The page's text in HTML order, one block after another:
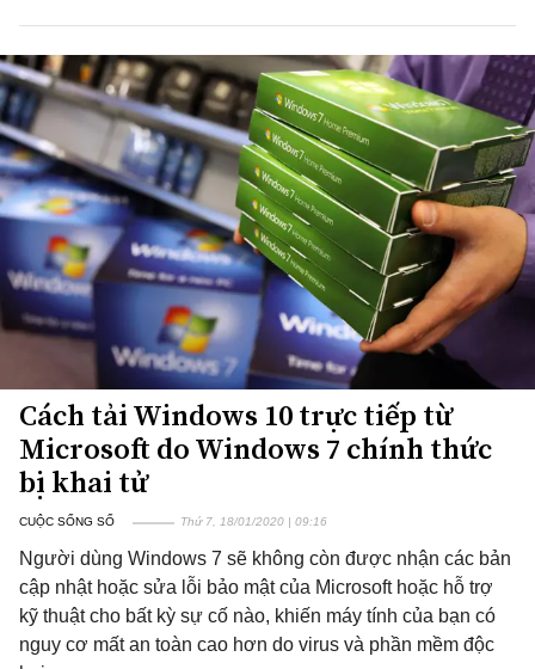
Cách tải Windows 10 trực tiếp từ
Microsoft do Windows 7 chính thức
bị khai tử
CUỘC SỐNG SỐ Thứ 7, 18/01/2020 | 09:16
Người dùng Windows 7 sẽ không còn được nhận các bản
cập nhật hoặc sửa lỗi bảo mật của Microsoft hoặc hỗ trợ
kỹ thuật cho bất kỳ sự cố nào, khiến máy tính của bạn có
nguy cơ mất an toàn cao hơn do virus và phần mềm độc